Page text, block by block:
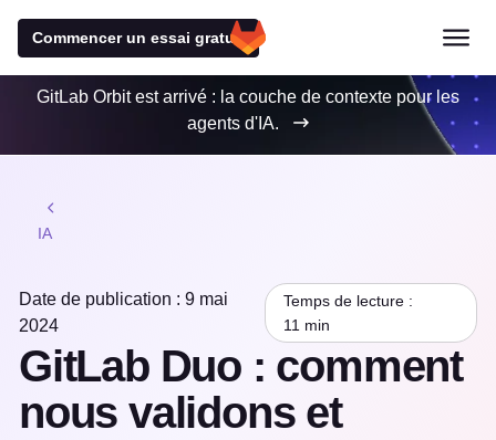
Commencer un essai gratuit
GitLab Orbit est arrivé : la couche de contexte pour les
agents d'IA.
IA
Date de publication : 9 mai
2024
Temps de lecture :
11 min
GitLab Duo : comment
nous validons et